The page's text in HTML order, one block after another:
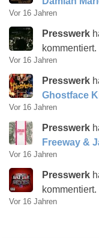
Vor 16 Jahren
Presswerk
kommentiert.
Vor 16 Jahren
Presswerk
Ghostface
Vor 16 Jahren
Presswerk
Freeway &
Vor 16 Jahren
Presswerk
kommentiert.
Vor 16 Jahren